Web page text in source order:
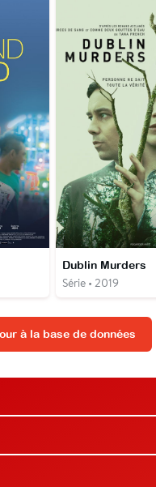
Dublin Murders
Série • 2019
à la base de données